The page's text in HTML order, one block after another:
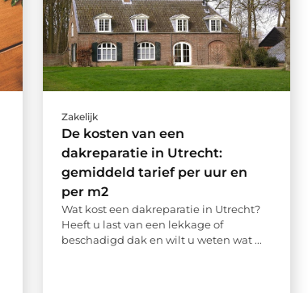
Zakelijk
De kosten van een
dakreparatie in Utrecht:
gemiddeld tarief per uur en
per m2
Wat kost een dakreparatie in Utrecht?
Heeft u last van een lekkage of
beschadigd dak en wilt u weten wat ...